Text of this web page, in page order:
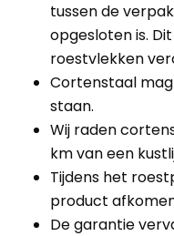
tussen de
opgesloten is.
roestvlekken
Cortenstaal
staan.
Wij raden
km van een
Tijdens het
product
De garantie